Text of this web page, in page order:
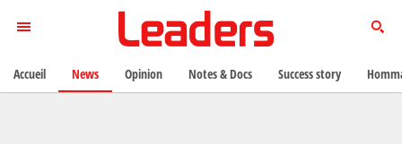
Accueil News Opinion Notes & Docs Success story